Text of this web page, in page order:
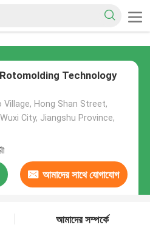
Technology
Village, Hong Shan Street,
City, Jiangshu Province,
আমাদের সাথে যোগাযোগ
আমাদের সম্পর্কে